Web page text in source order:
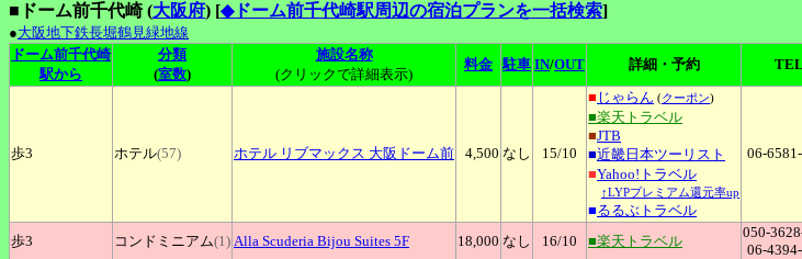
■ドーム前千代崎 (大阪府) [◆ドーム前千代崎駅周辺の宿泊プランを一括検索]
●大阪地下鉄長堀鶴見緑地線
ドーム前千代崎
駅から
分類
(室数)
施設名称
(クリックで詳細表示)
料金 駐車 IN/OUT 詳細・予約 TEL
歩3 ホテル(57) ホテル リブマックス 大阪ドーム前 4,500 なし 15/10
■ じゃらん (クーポン)
■楽天トラベル
■JTB
■近畿日本ツーリスト
■Yahoo!トラベル
↑LYPプレミアム還元率up
■るるぶトラベル
06-
歩3 コンドミニアム(1) Alla Scuderia Bijou Suites 5F 18,000 なし 16/10 ■楽天トラベル
050-
06-